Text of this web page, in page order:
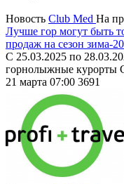
Новость Club Med На
Лучше гор могут быть
продаж на сезон зима-
С 25.03.2025 по
горнолыжные курорты
21 марта 07:00 3691